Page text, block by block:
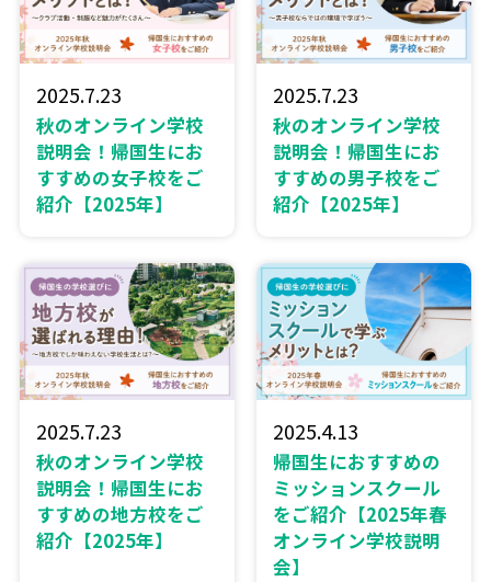
2025.7.23
秋のオンライン学校
説明会！帰国生にお
すすめの女子校をご
紹介【2025年】
2025.7.23
秋のオンライン学校
説明会！帰国生にお
すすめの男子校をご
紹介【2025年】
2025.7.23
秋のオンライン学校
説明会！帰国生にお
すすめの地方校をご
紹介【2025年】
2025.4.13
帰国生におすすめの
ミッションスクール
をご紹介【2025年春
オンライン学校説明
会】